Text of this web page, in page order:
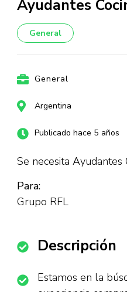
Ayudantes
General
General
Argentina
Publicado hace 5 años
Se necesita Ayudantes
Para:
Grupo RFL
Descripción
Estamos en la